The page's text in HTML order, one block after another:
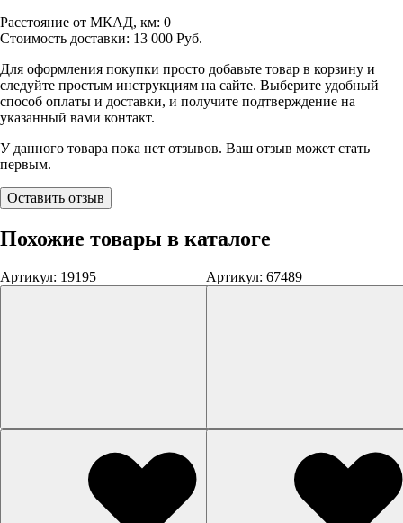
Расстояние от МКАД, км: 0
Стоимость доставки: 13 000 Руб.
Для оформления покупки просто добавьте товар в корзину и
следуйте простым инструкциям на сайте. Выберите удобный
способ оплаты и доставки, и получите подтверждение на
указанный вами контакт.
У данного товара пока нет отзывов. Ваш отзыв может стать
первым.
Оставить отзыв
Похожие товары в каталоге
Артикул: 19195 Артикул: 67489